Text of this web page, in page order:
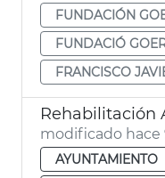
FUNDACIÓN
FUNDACIÓ
FRANCISCO
Rehabilitación
modificado hace
AYUNTAMIENTO